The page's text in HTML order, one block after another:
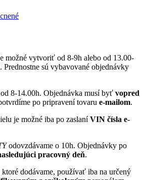
možné vytvoriť od 8-9h alebo od 13.00-
Prednostne sú vybavované objednávky
8-14.00h. Objednávka musí byť vopred
po pripravení tovaru e-mailom.
je možné iba po zaslaníVIN čísla e-
odovzdávame o 10h. Objednávky po
pracovný deň.
dodávame, používať iba na určený